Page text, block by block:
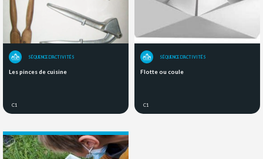
SÉQUENCE D'ACTIVITÉS
Les pinces de cuisine
C1
SÉQUENCE D'ACTIVITÉS
Flotte ou coule
C1